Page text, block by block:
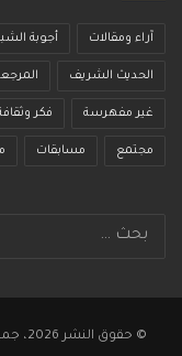
آراء ومقالات أجوبة
الحديث الشريف
غير مفهرسة فكر
مجتمع مسابقات
© حقوق النشر 2026، جميع الحقوق محفوظة | مجموعة اكسير الحكمة